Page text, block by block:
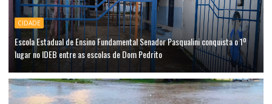
CIDADE
Escola Estadual de Ensino Fundamental Senador Pasqualini conquista o 1º
lugar no IDEB entre as escolas de Dom Pedrito